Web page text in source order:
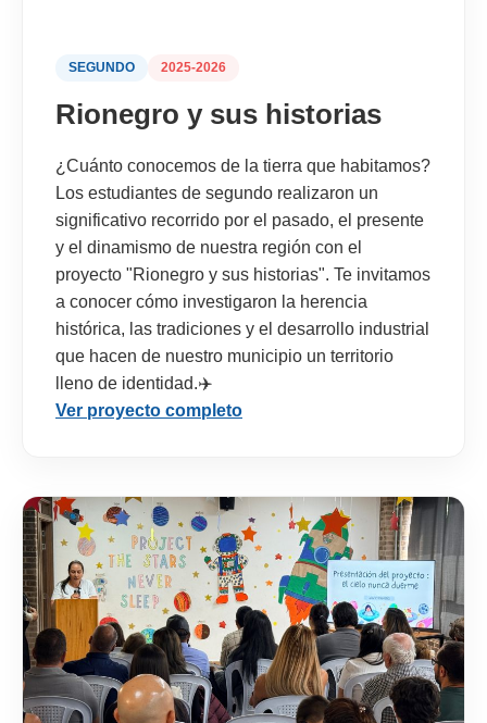
SEGUNDO 2025-2026
Rionegro y sus historias
¿Cuánto conocemos de la tierra que habitamos?
Los estudiantes de segundo realizaron un
significativo recorrido por el pasado, el presente
y el dinamismo de nuestra región con el
proyecto "Rionegro y sus historias". Te invitamos
a conocer cómo investigaron la herencia
histórica, las tradiciones y el desarrollo industrial
que hacen de nuestro municipio un territorio
lleno de identidad.✈️
Ver proyecto completo